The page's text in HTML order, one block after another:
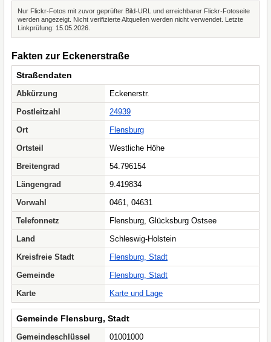
Nur Flickr-Fotos mit zuvor geprüfter Bild-URL und erreichbarer Flickr-Fotoseite
werden angezeigt. Nicht verifizierte Altquellen werden nicht verwendet. Letzte
Linkprüfung: 15.05.2026.
Fakten zur Eckenerstraße
Straßendaten
Abkürzung
Eckenerstr.
Postleitzahl
24939
Ort
Flensburg
Ortsteil
Westliche Höhe
Breitengrad
54.796154
Längengrad
9.419834
Vorwahl
0461, 04631
Telefonnetz
Flensburg, Glücksburg Ostsee
Land
Schleswig-Holstein
Kreisfreie Stadt
Flensburg, Stadt
Gemeinde
Flensburg, Stadt
Karte
Karte und Lage
Gemeinde Flensburg, Stadt
Gemeindeschlüssel
01001000